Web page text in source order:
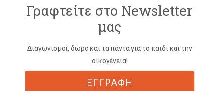
Γραφτείτε στο Newsletter
μας
Διαγωνισμοί, δώρα και τα πάντα για το παιδί και την
οικογένεια!
ΕΓΓΡΑΦΗ